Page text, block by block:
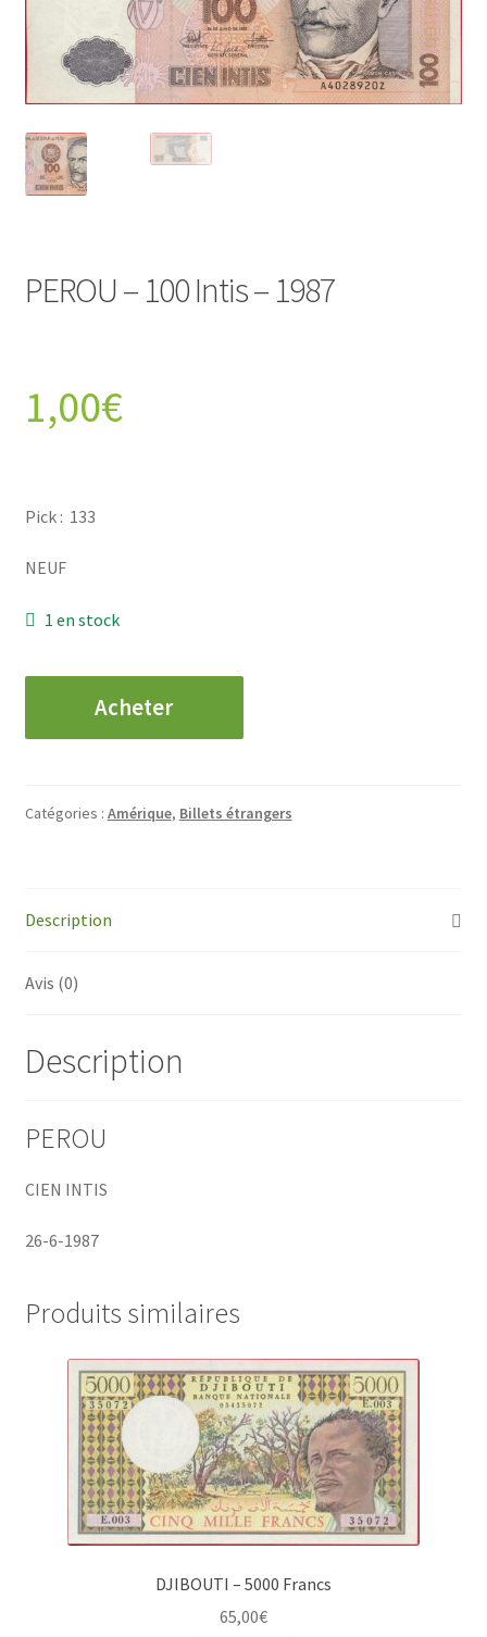
PEROU – 100 Intis – 1987
1,00€
Pick : 133
NEUF
1 en stock
PEROU
Intis
Acheter
Catégories : Amérique, Billets étrangers
Description
Avis (0)
Description
PEROU
CIEN INTIS
26-6-1987
Produits similaires
DJIBOUTI – 5000 Francs
65,00€